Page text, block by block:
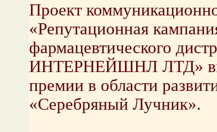
Проект
«Репутационная
фармацевтического
ИНТЕРНЕЙШНЛ ЛТД»
премии в области
«Серебряный Лучник».